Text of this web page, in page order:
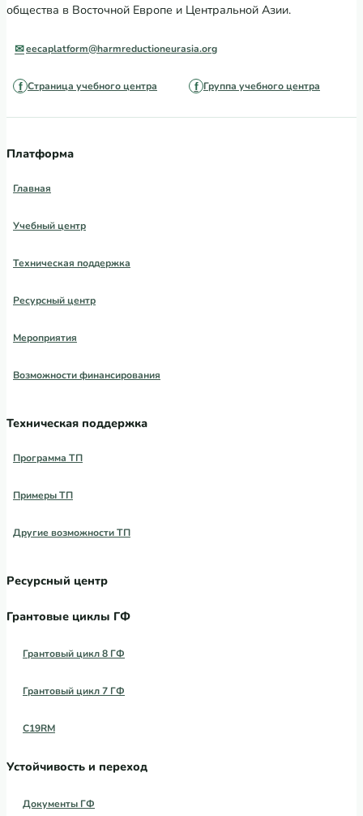
общества в Восточной Европе и Центральной Азии.
eecaplatform@harmreductioneurasia.org
Страница учебного центра Группа учебного центра
Платформа
Главная
Учебный центр
Техническая поддержка
Ресурсный центр
Мероприятия
Возможности финансирования
Техническая поддержка
Программа ТП
Примеры ТП
Другие возможности ТП
Ресурсный центр
Грантовые циклы ГФ
Грантовый цикл 8 ГФ
Грантовый цикл 7 ГФ
C19RM
Устойчивость и переход
Документы ГФ